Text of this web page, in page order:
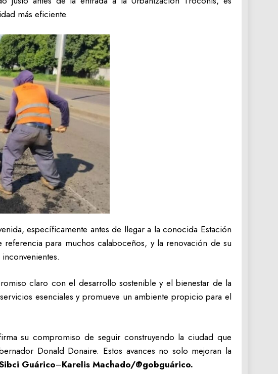
más eficiente.
específicamente antes de llegar a la conocida Estación
para muchos calaboceños, y la renovación de su
claro con el desarrollo sostenible y el bienestar de la
esenciales y promueve un ambiente propicio para el
su compromiso de seguir construyendo la ciudad que
Donald Donaire. Estos avances no solo mejoran la
Guárico–Karelis Machado/@gobguárico.